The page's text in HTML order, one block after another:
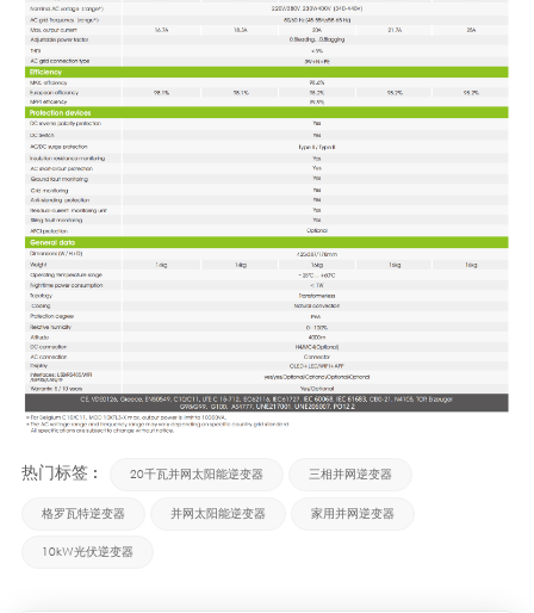
热门标签 : 20千瓦并网太阳能逆变器 三相并网逆变器
格罗瓦特逆变器 并网太阳能逆变器 家用并网逆变器
10kW光伏逆变器